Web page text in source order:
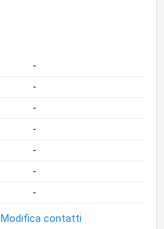
-
-
-
-
-
-
-
Modifica contatti